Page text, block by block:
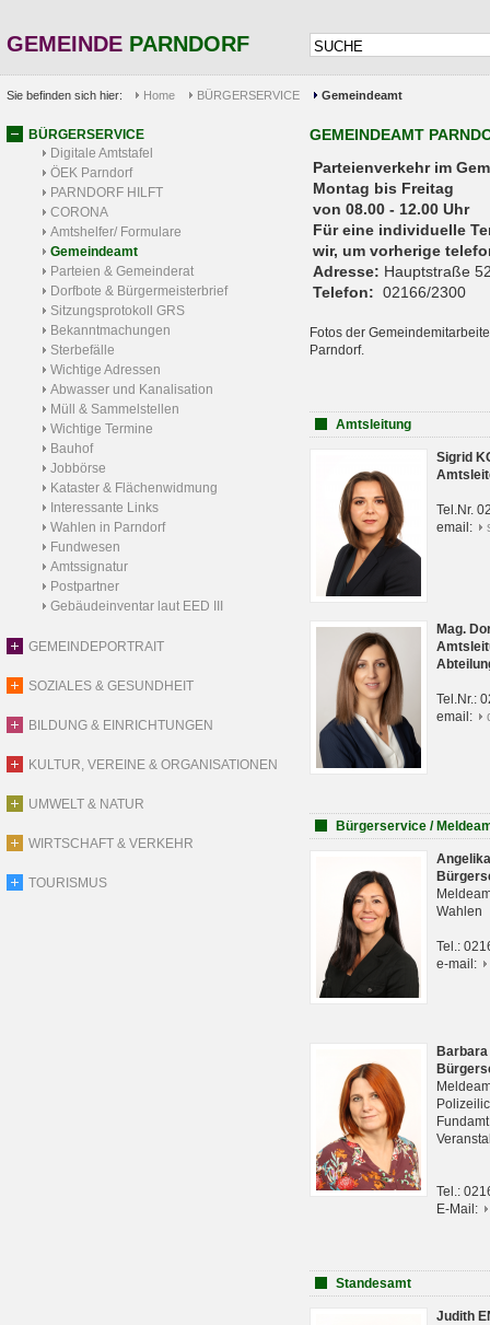
GEMEINDE PARNDORF
Sie befinden sich hier: Home BÜRGERSERVICE Gemeindeamt
BÜRGERSERVICE
Digitale Amtstafel
ÖEK Parndorf
PARNDORF HILFT
CORONA
Amtshelfer/ Formulare
Gemeindeamt
Parteien & Gemeinderat
Dorfbote & Bürgermeisterbrief
Sitzungsprotokoll GRS
Bekanntmachungen
Sterbefälle
Wichtige Adressen
Abwasser und Kanalisation
Müll & Sammelstellen
Wichtige Termine
Bauhof
Jobbörse
Kataster & Flächenwidmung
Interessante Links
Wahlen in Parndorf
Fundwesen
Amtssignatur
Postpartner
Gebäudeinventar laut EED III
GEMEINDEPORTRAIT
SOZIALES & GESUNDHEIT
BILDUNG & EINRICHTUNGEN
KULTUR, VEREINE & ORGANISATIONEN
UMWELT & NATUR
WIRTSCHAFT & VERKEHR
TOURISMUS
GEMEINDEAMT
Parteienverkehr
Montag bis Freitag
von 08.00 - 12.00 Uhr
Für eine individuelle
wir, um vorherige
Adresse: Hauptstraße
Telefon: 02166/2300
Fotos der
Parndorf.
Amtsleitung
Sigrid
Tel.Nr.
email:
Mag.
Tel.Nr.:
email:
Bürgerservice /
Wahlen
Tel.:
e-mail:
Tel.:
E-Mail:
Standesamt
Judith